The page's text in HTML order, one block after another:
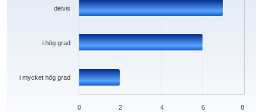
i mycket hög grad
i hög grad
delvis
0 2 4 6 8